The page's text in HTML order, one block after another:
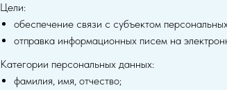
Цели:
обеспечение связи с субъектом
отправка информационных писем на
Категории персональных данных:
фамилия, имя, отчество;